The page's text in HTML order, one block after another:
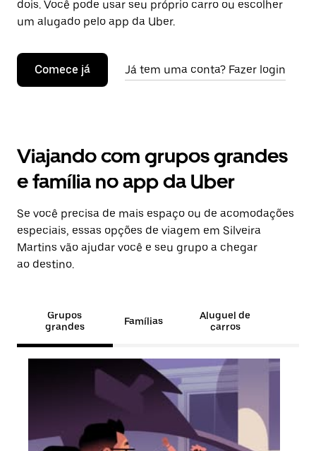
dois. Você pode usar seu próprio carro ou escolher
um alugado pelo app da Uber.
Comece já Já tem uma conta? Fazer login
Viajando com grupos grandes
e família no app da Uber
Se você precisa de mais espaço ou de acomodações
especiais, essas opções de viagem em Silveira
Martins vão ajudar você e seu grupo a chegar
ao destino.
Grupos
grandes
Famílias
Aluguel de
carros